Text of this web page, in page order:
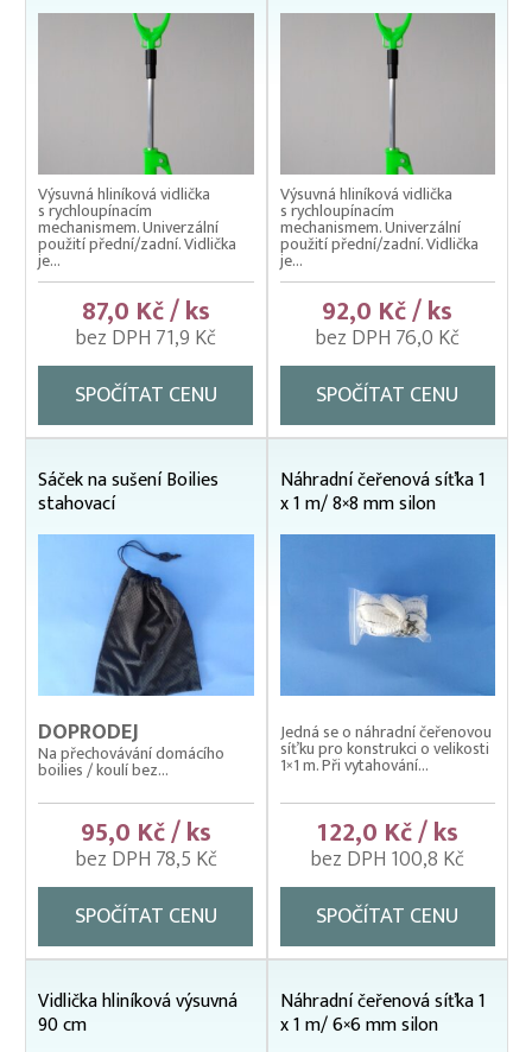
Vezírky EKO
Vezírky pogumované
Vidličky výsuvné
Vrhací sítě na nástražní ryby
Výsuvná hliníková vidlička
s rychloupínacím
mechanismem. Univerzální
použití přední/zadní. Vidlička
je...
87,0 Kč / ks
bez DPH 71,9 Kč
SPOČÍTAT CENU
Výsuvná hliníková vidlička
s rychloupínacím
mechanismem. Univerzální
použití přední/zadní. Vidlička
je...
92,0 Kč / ks
bez DPH 76,0 Kč
SPOČÍTAT CENU
Sáček na sušení Boilies
stahovací
DOPRODEJ
Na přechovávání domácího
boilies / koulí bez...
95,0 Kč / ks
bez DPH 78,5 Kč
SPOČÍTAT CENU
Náhradní čeřenová síťka 1
x 1 m/ 8×8 mm silon
Jedná se o náhradní čeřenovou
síťku pro konstrukci o velikosti
1×1 m. Při vytahování...
122,0 Kč / ks
bez DPH 100,8 Kč
SPOČÍTAT CENU
Vidlička hliníková výsuvná
90 cm
Náhradní čeřenová síťka 1
x 1 m/ 6×6 mm silon